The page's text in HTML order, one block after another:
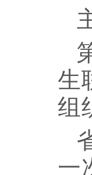
生
组
一